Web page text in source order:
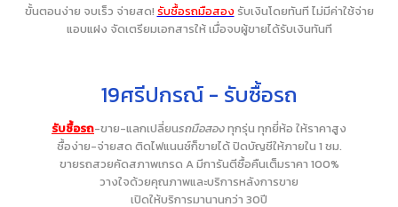
ขั้นตอนง่าย จบเร็ว จ่ายสด! รับซื้อรถมือสองรับเงินโดยทันที ไม่มีค่าใช้จ่าย
แอบแฝง จัดเตรียมเอกสารให้ เมื่อจบผู้ขายได้รับเงินทันที
19ศรีปกรณ์ - รับซื้อรถ
รับซื้อรถ-ขาย-แลกเปลี่ยนรถมือสองทุกรุ่น ทุกยี่ห้อ ให้ราคาสูง
ซื้อง่าย-จ่ายสด ติดไฟแนนซ์ก็ขายได้ ปิดบัญชีให้ภายใน 1 ชม.
ขายรถสวยคัดสภาพเกรด A มีการันตีซื้อคืนเต็มราคา 100%
วางใจด้วยคุณภาพและบริการหลังการขาย
เปิดให้บริการมานานกว่า 30ปี